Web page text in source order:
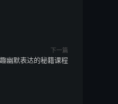
下一篇
幽默表达的秘籍课程